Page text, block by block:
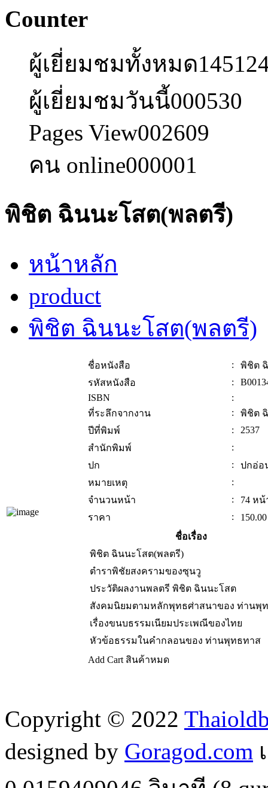
Counter
ผู้เยี่ยมชมทั้งหมด
ผู้เยี่ยมชมวันนี้000530
Pages View002609
คน online000001
พิชิต ฉินนะโสต(พลตรี)
หน้าหลัก
product
พิชิต ฉินนะโสต(พลตรี)
ชื่อหนังสือ :
พิชิต
รหัสหนังสือ
:
ISBN
:
ที่ระลึกจากงาน
:
พิชิต
ปีที่พิมพ์
:
2537
สำนักพิมพ์
:
ปก
:
ปกอ่อ
หมายเหตุ
:
จำนวนหน้า
:
74 หน้
ราคา
: 150.00
ชื่อเรื่อง
พิชิต ฉินนะโสต(พลตรี)
ตำราพิชัยสงครามของซุนวู
ประวัติผลงานพลตรี พิชิต ฉินนะโสต
สังคมนิยมตามหลักพุทธศ่าสนาของ ท่านพุ
เรื่องขนบธรรมเนียมประเพณีของไทย
หัวข้อธรรมในคำกลอนของ ท่านพุทธทาส
Add Cart สินค้าหมด
Copyright © 2022
designed by Goragod.com